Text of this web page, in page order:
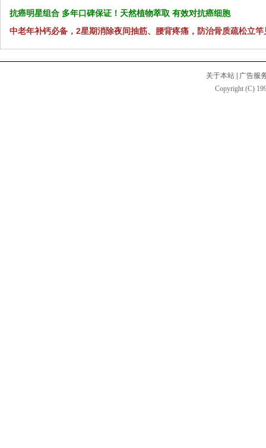
抗癌明星组合 多年口碑保证！天然植物萃取 有效对抗癌细胞
中老年补钙必备，2星期消除夜间抽筋、腰背疼痛，防治骨质疏松立竿
关于本站
广告服
Copyright (C)